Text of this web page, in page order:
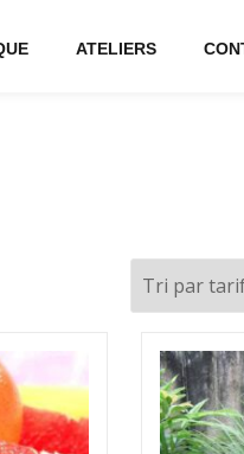
ATELIERS